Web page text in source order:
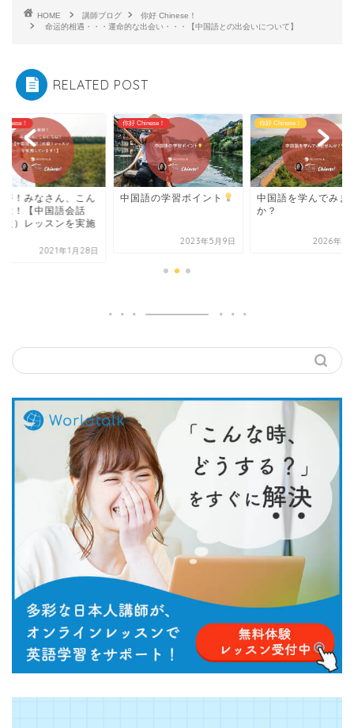
HOME 講師ブログ
你好 Chinese！
命运的相遇・・・運命的な出会い・・・【中国語との出会いについて】
RELATED POST
！
好！みなさん、こん
は！【中国語会話
級）レッスンを実施
2021年1月28日
你好 Chinese！
中国語の学習ポイント
2023年5月9日
你好 Chinese！
中国語を学んでみま
か？
2026年4